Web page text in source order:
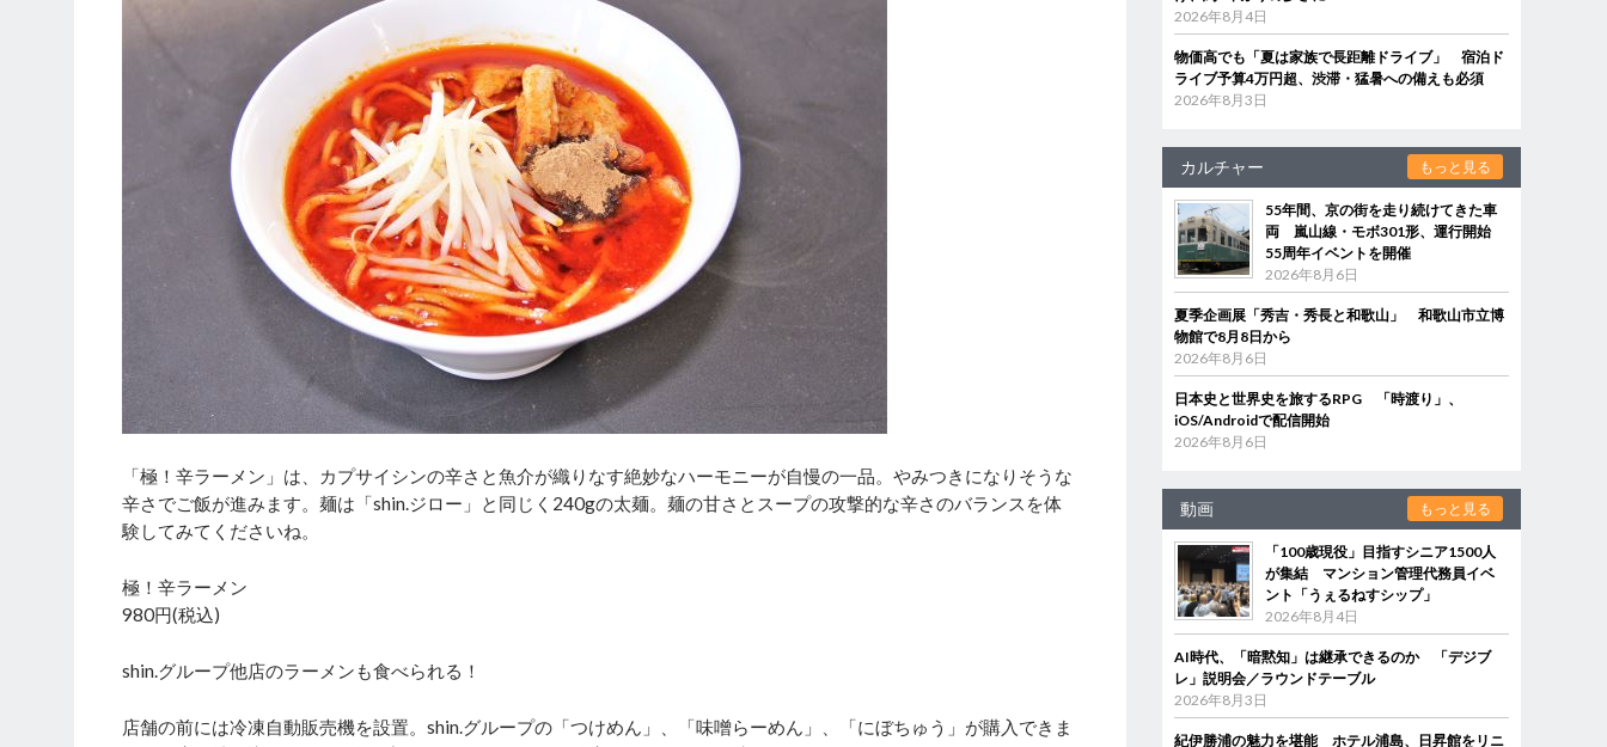
「極！辛ラーメン」は、カプサイシンの辛さと魚介が織りなす絶妙なハーモニーが自慢の一品。やみつきになりそうな
辛さでご飯が進みます。麺は「shin.ジロー」と同じく240gの太麺。麺の甘さとスープの攻撃的な辛さのバランスを体
験してみてくださいね。
極！辛ラーメン
980円(税込)
shin.グループ他店のラーメンも食べられる！
店舗の前には冷凍自動販売機を設置。shin.グループの「つけめん」、「味噌らーめん」、「にぼちゅう」が購入できま
2026年8月4日
物価高でも「夏は家族で長距離ドライブ」 宿泊ド
ライブ予算4万円超、渋滞・猛暑への備えも必須
2026年8月3日
カルチャー もっと見る
55年間、京の街を走り続けてきた車
両 嵐山線・モボ301形、運行開始
55周年イベントを開催
2026年8月6日
夏季企画展「秀吉・秀長と和歌山」 和歌山市立博
物館で8月8日から
2026年8月6日
日本史と世界史を旅するRPG 「時渡り」、
iOS/Androidで配信開始
2026年8月6日
動画 もっと見る
「100歳現役」目指すシニア1500人
が集結 マンション管理代務員イベ
ント「うぇるねすシップ」
2026年8月4日
AI時代、「暗黙知」は継承できるのか 「デジブ
レ」説明会／ラウンドテーブル
2026年8月3日
紀伊勝浦の魅力を堪能 ホテル浦島、日昇館をリニ